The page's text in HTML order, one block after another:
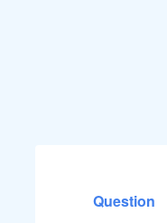
Question